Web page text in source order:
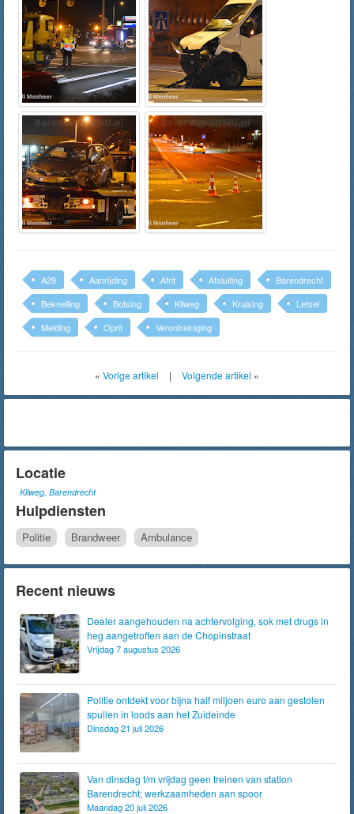
A29 Aanrijding Afrit Afsluiting
Barendrecht
Beknelling
Botsing Kilweg Kruising
Letsel
Melding
Oprit Verontreiniging
« Vorige artikel | Volgende artikel »
Locatie
Kilweg, Barendrecht
Hulpdiensten
Politie Brandweer Ambulance
Recent nieuws
Dealer aangehouden na achtervolging, sok met drugs in
heg aangetroffen aan de Chopinstraat
Vrijdag 7 augustus 2026
Politie ontdekt voor bijna half miljoen euro aan gestolen
spullen in loods aan het Zuideinde
Dinsdag 21 juli 2026
Van dinsdag t/m vrijdag geen treinen van station
Barendrecht; werkzaamheden aan spoor
Maandag 20 juli 2026